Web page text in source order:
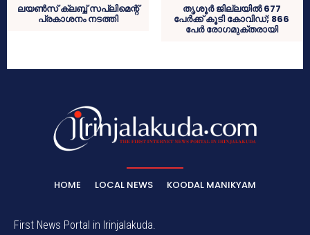
ലയണ്‍സ് ക്ലബ്ബ് സപ്ലിമെന്റ്
പ്രകാശനം നടത്തി
തൃശൂർ ജില്ലയിൽ 677
പേർക്ക് കൂടി കോവിഡ്; 866
പേർ രോഗമുക്തരായി
HOME LOCAL NEWS KOODAL MANIKYAM
First News Portal in Irinjalakuda.